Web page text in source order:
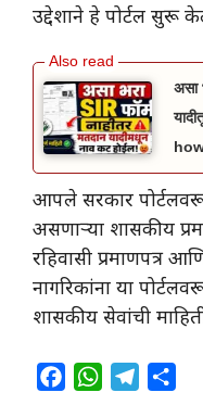
उद्देशाने हे पोर्टल सुरू
असा
आपले सरकार
असणाऱ्या शासकीय
रहिवासी प्रमाणपत्र
नागरिकांना या
शासकीय सेवांची
W